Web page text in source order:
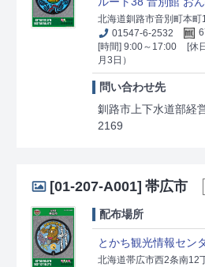
北海道釧路市音別町本町
01547-6-2532
[時間] 9:00～17:00
[休
月3日）
問い合わせ先
釧路市上下水道部経
2169
[01-207-A001] 帯広市
配布場所
とかち観光情報セン
北海道帯広市西2条南12